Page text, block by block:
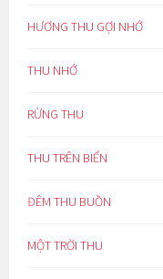
HƯƠNG THU GỢI NHỚ
THU NHỚ
RỪNG THU
THU TRÊN BIỂN
ĐÊM THU BUỒN
MỘT TRỜI THU